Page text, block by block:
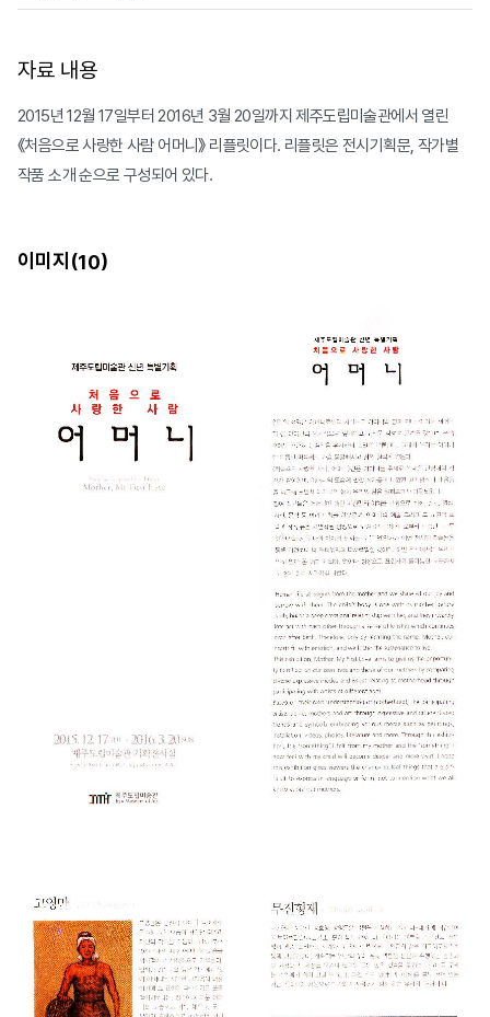
자료 내용
2015년 12월 17일부터 2016년 3월 20일까지 제주도립미술관에서 열린
《처음으로 사랑한 사람 어머니》 리플릿이다. 리플릿은 전시기획문, 작가별
작품 소개 순으로 구성되어 있다.
이미지(10)